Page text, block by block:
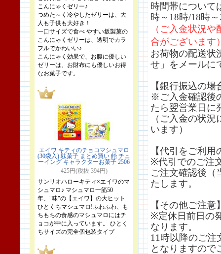
こんにゃくゼリー♪
つめた～く冷やしたゼリーは、大
人も子供も大好き！
一口サイズで食べ やすい坂製菓の
こんにゃくゼリーは、透明でカラ
フルでかわいい♪
こんにゃく効果で、お腹に優しい
ゼリーは、お財布にも優しいお得
なお菓子です。
エイワ キティのチョコマシュマロ
(30袋入) 駄菓子 まとめ買い 飴 チュ
ーイング キャラクターお菓子 2506
425円(税抜 394円)
サンリオハローキティ×エイワのマ
シュマロ♪ マシュマロ一筋50
年、"味"の【エイワ】の大ヒット
ひとくちマシュマロ!ふわふわ、も
ちもちの食感のマシュマロにはチ
ョコが中に入っています。 ひとく
ちサイズの完全個包装タイプ
時間帯について
時～18時/18時
（ご入金状況
合がございます
お荷物の配送状
せ」をメールに
【銀行振込の場
※ご入金確認後
たら翌営業日に
（ご入金の状
います）
【代引をご利用
※代引でのご注
ご注文確認後（
たします。
【その他ご注意
※定休日前日の
なります。
11時以降のご注
となりますので